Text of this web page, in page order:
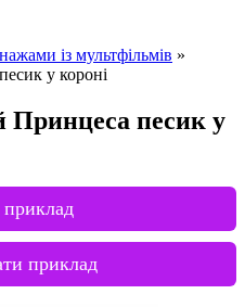
із мультфільмів »
у короні
Принцеса песик у
приклад